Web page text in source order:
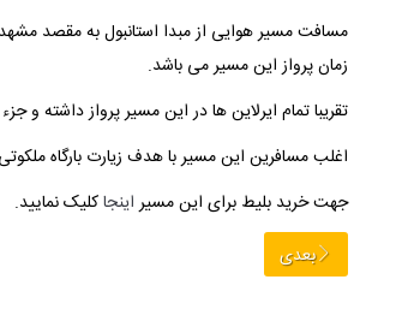
مسافت مسیر هوایی از مبدا استانبول به مقصد مشهد 2708 کیلومتر می باشد که حدود 4 ساعت و 30 دقیقه طبق محاسبه
زمان پرواز این مسیر می باشد.
تقریبا تمام ایرلاین ها در این مسیر پرواز داشته
اغلب مسافرین این مسیر با هدف زیارت بارگاه
جهت خرید بلیط برای این مسیر اینجاکلیک نمایید.
بعدی